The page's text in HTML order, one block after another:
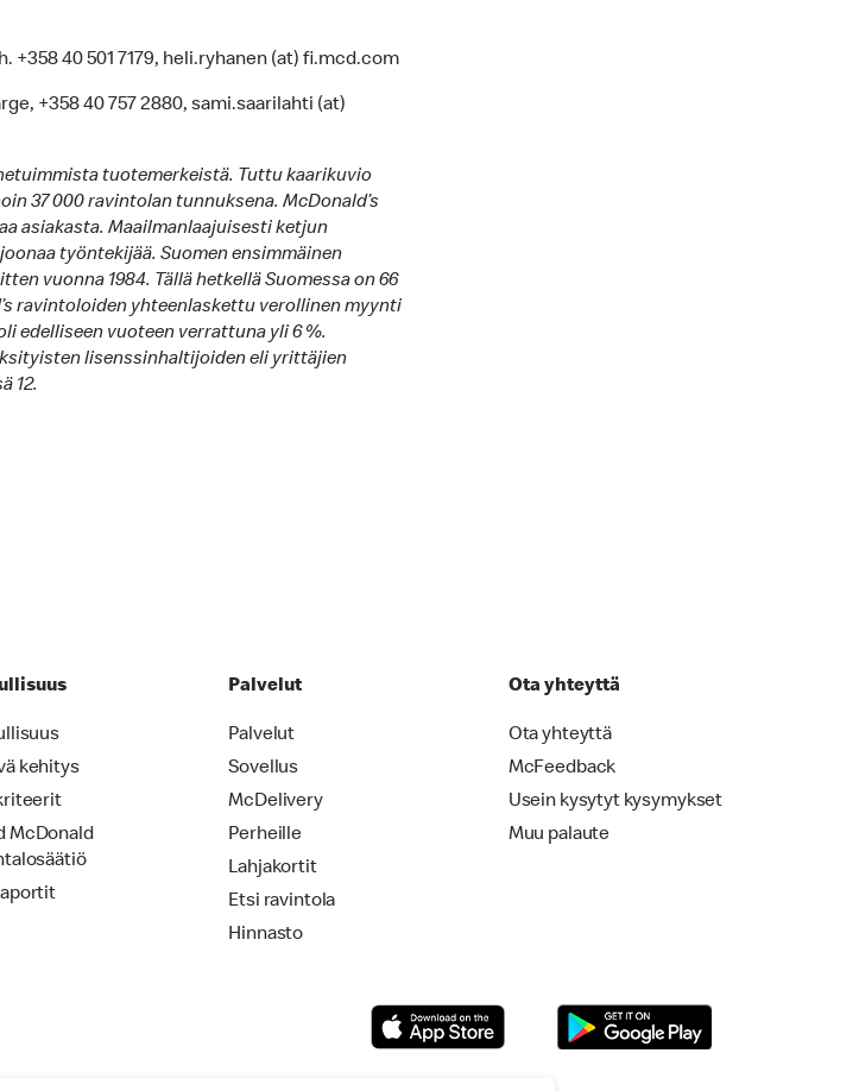
+358 40 501 7179, heli.ryhanen (at) fi.mcd.com
+358 40 757 2880, sami.saarilahti (at)
tuotemerkeistä. Tuttu kaarikuvio
37 000 ravintolan tunnuksena. McDonald’s
asiakasta. Maailmanlaajuisesti ketjun
työntekijää. Suomen ensimmäinen
vuonna 1984. Tällä hetkellä Suomessa on 66
ravintoloiden yhteenlaskettu verollinen myynti
edelliseen vuoteen verrattuna yli 6 %.
lisenssinhaltijoiden eli yrittäjien
12.
kehitys
McDonald
Palvelut
Palvelut
Sovellus
McDelivery
Perheille
Lahjakortit
Etsi ravintola
Hinnasto
Ota yhteyttä
Ota yhteyttä
McFeedback
Usein kysytyt kysymykset
Muu palaute